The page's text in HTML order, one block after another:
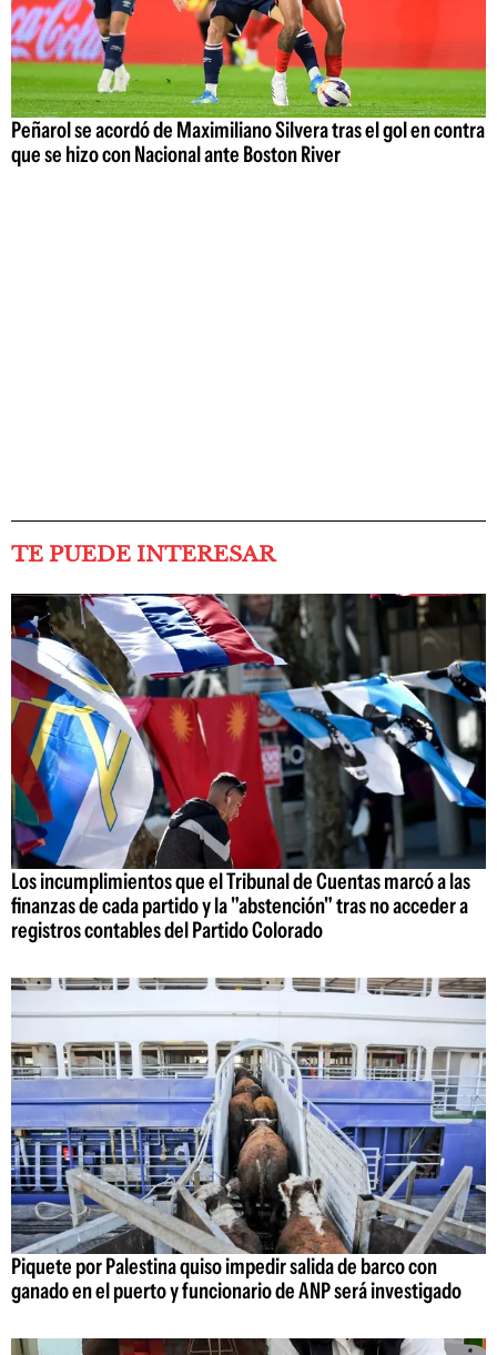
Peñarol se acordó de Maximiliano Silvera tras el gol en contra
que se hizo con Nacional ante Boston River
TE PUEDE INTERESAR
Los incumplimientos que el Tribunal de Cuentas marcó a las
finanzas de cada partido y la "abstención" tras no acceder a
registros contables del Partido Colorado
Piquete por Palestina quiso impedir salida de barco con
ganado en el puerto y funcionario de ANP será investigado